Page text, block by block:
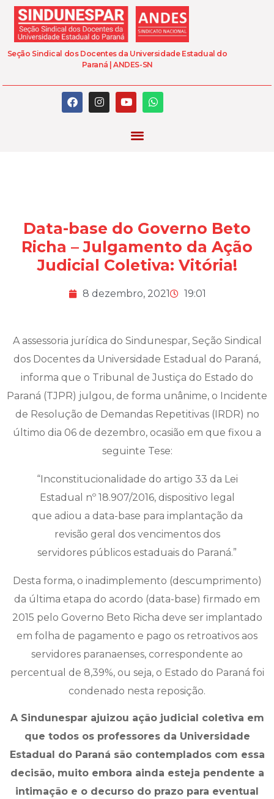
Seção Sindical dos Docentes da Universidade Estadual do
Paraná | ANDES-SN
Data-base do Governo Beto
Richa – Julgamento da Ação
Judicial Coletiva: Vitória!
8 dezembro, 2021 19:01
A assessoria jurídica do Sindunespar, Seção Sindical
dos Docentes da Universidade Estadual do Paraná,
informa que o Tribunal de Justiça do Estado do
Paraná (TJPR) julgou, de forma unânime, o Incidente
de Resolução de Demandas Repetitivas (IRDR) no
último dia 06 de dezembro, ocasião em que fixou a
seguinte Tese:
“Inconstitucionalidade do artigo 33 da Lei
Estadual nº 18.907/2016, dispositivo legal
que adiou a data-base para implantação da
revisão geral dos vencimentos dos
servidores públicos estaduais do Paraná.”
Desta forma, o inadimplemento (descumprimento)
da última etapa do acordo (data-base) firmado em
2015 pelo Governo Beto Richa deve ser implantado
em folha de pagamento e pago os retroativos aos
servidores paranaenses, correspondente ao
percentual de 8,39%, ou seja, o Estado do Paraná foi
condenado nesta reposição.
A Sindunespar ajuizou ação judicial coletiva em
que todos os professores da Universidade
Estadual do Paraná são contemplados com essa
decisão, muito embora ainda esteja pendente a
intimação e o decurso do prazo para eventual